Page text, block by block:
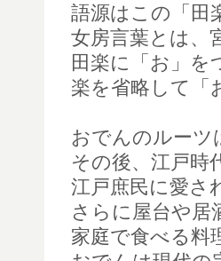
語源はこの「田
女房言葉とは、
田楽に「お」を
楽を省略して「
おでんのルーツ
その後、江戸時
江戸庶民に愛さ
さらに屋台や居
家庭で食べる料